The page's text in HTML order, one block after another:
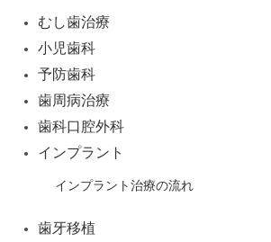
シ
ョ
ン
むし歯治療
小児歯科
予防歯科
歯周病治療
歯科口腔外科
インプラント
インプラント治療の流れ
歯牙移植